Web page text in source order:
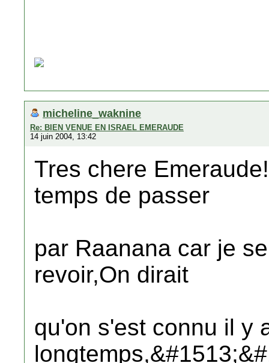
micheline_waknine
Re: BIEN VENUE EN ISRAEL EMERAUDE
14 juin 2004, 13:42
Tres chere
temps de passer
par Raanana car je
revoir,On dirait
qu'on s'est connu il y